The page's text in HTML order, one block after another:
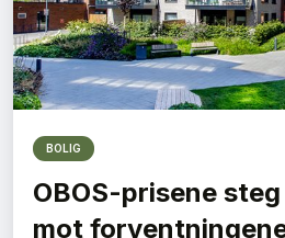
BOLIG
OBOS-prisene steg
mot